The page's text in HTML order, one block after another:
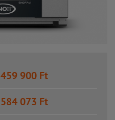
459 900 Ft
584 073 Ft